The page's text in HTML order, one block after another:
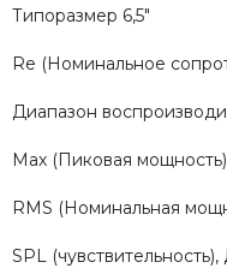
Типоразмер 6,5"
Re (Номинальное
Диапазон
Max (Пиковая
RMS (Номинальная
SPL